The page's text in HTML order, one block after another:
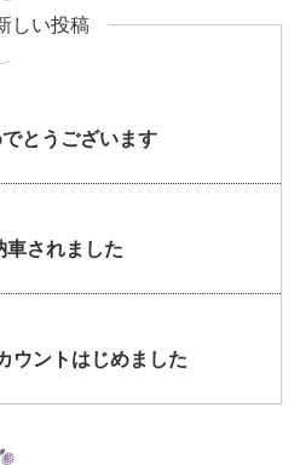
しい投稿
とうございます
車されました
ウントはじめました